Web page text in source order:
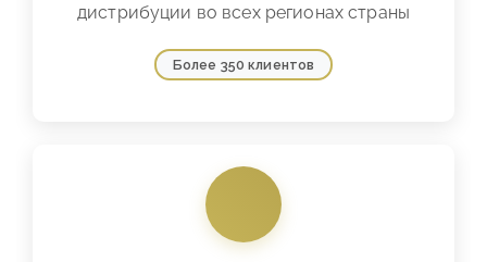
дистрибуции во всех регионах страны
Более 350 клиентов